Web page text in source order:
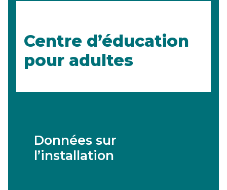
Centre d’éducation
pour adultes
Données sur
l’installation